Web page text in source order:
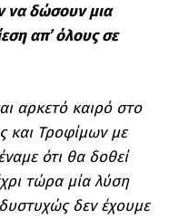
να δώσουν μια
απ’ όλους σε
αρκετό καιρό στο
και Τροφίμων με
ότι θα δοθεί
τώρα μία λύση
δεν έχουμε